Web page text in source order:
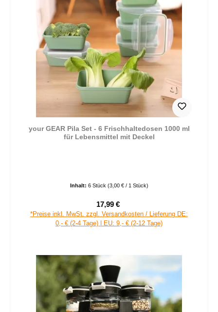
your GEAR Pila Set - 6 Frischhaltedosen 1000 ml
für Lebensmittel mit Deckel
Inhalt: 6 Stück (3,00 € / 1 Stück)
Verkaufspreis:
17,99 €
*Preise inkl. MwSt. zzgl. Versandkosten / Lieferung DE:
0,- € (2-4 Tage) | EU: 9,- € (2-12 Tage)